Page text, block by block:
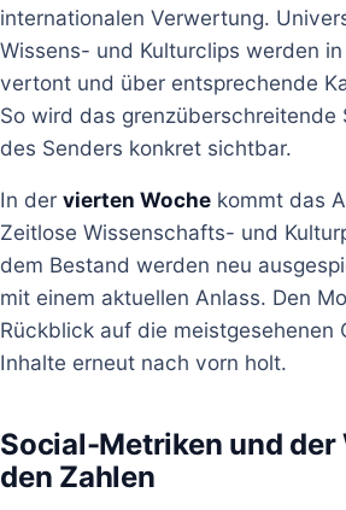
internationalen Verwertung.
Wissens- und Kulturclips werden
vertont und über entsprechende
So wird das grenzüberschreitende
des Senders konkret sichtbar.
In der vierten Woche kommt das
Zeitlose Wissenschafts- und
dem Bestand werden neu
mit einem aktuellen Anlass. Den
Rückblick auf die meistgesehenen
Inhalte erneut nach vorn holt.
Social-Metriken und
den Zahlen